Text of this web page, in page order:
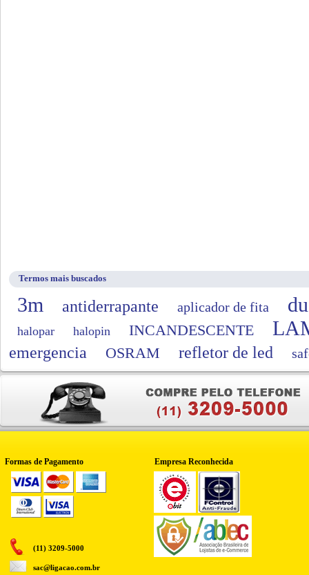
Termos mais buscados
3m antiderrapante aplicador de fita
halopar halopin INCANDESCENTE
emergencia OSRAM refletor de led
Formas de Pagamento Empresa Reconhecida
(11) 3209-5000
sac@ligacao.com.br